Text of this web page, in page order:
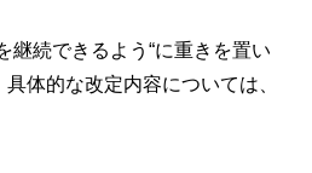
継続できるよう“に重きを置い
体的な改定内容については、